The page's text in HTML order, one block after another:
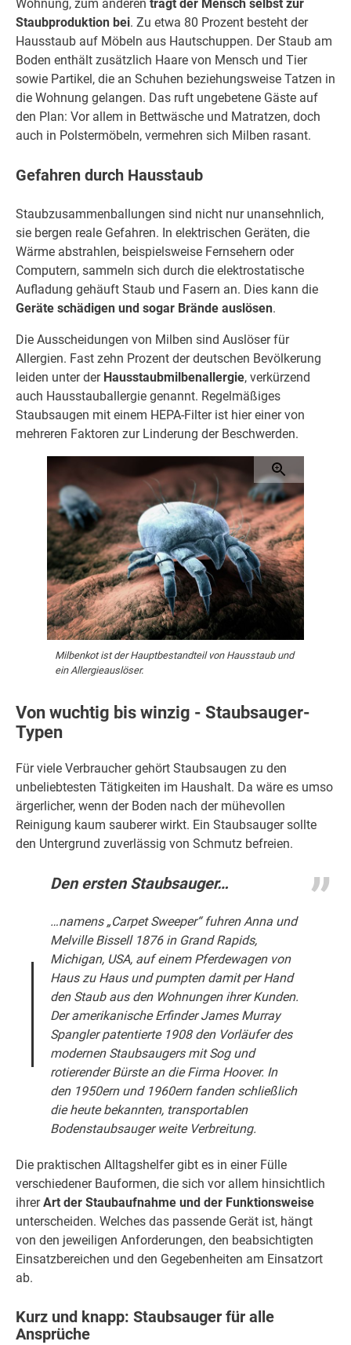
Wohnung, zum anderen trägt der Mensch selbst zur
Staubproduktion bei. Zu etwa 80 Prozent besteht der
Hausstaub auf Möbeln aus Hautschuppen. Der Staub am
Boden enthält zusätzlich Haare von Mensch und Tier
sowie Partikel, die an Schuhen beziehungsweise Tatzen in
die Wohnung gelangen. Das ruft ungebetene Gäste auf
den Plan: Vor allem in Bettwäsche und Matratzen, doch
auch in Polstermöbeln, vermehren sich Milben rasant.
Gefahren durch Hausstaub
Staubzusammenballungen sind nicht nur unansehnlich,
sie bergen reale Gefahren. In elektrischen Geräten, die
Wärme abstrahlen, beispielsweise Fernsehern oder
Computern, sammeln sich durch die elektrostatische
Aufladung gehäuft Staub und Fasern an. Dies kann die
Geräte schädigen und sogar Brände auslösen.
Die Ausscheidungen von Milben sind Auslöser für
Allergien. Fast zehn Prozent der deutschen Bevölkerung
leiden unter der Hausstaubmilbenallergie, verkürzend
auch Hausstauballergie genannt. Regelmäßiges
Staubsaugen mit einem HEPA-Filter ist hier einer von
mehreren Faktoren zur Linderung der Beschwerden.
Milbenkot ist der Hauptbestandteil von Hausstaub und
ein Allergieauslöser.
Von wuchtig bis winzig - Staubsauger-
Typen
Für viele Verbraucher gehört Staubsaugen zu den
unbeliebtesten Tätigkeiten im Haushalt. Da wäre es umso
ärgerlicher, wenn der Boden nach der mühevollen
Reinigung kaum sauberer wirkt. Ein Staubsauger sollte
den Untergrund zuverlässig von Schmutz befreien.
Den ersten Staubsauger…
…namens „Carpet Sweeper“ fuhren Anna und
Melville Bissell 1876 in Grand Rapids,
Michigan, USA, auf einem Pferdewagen von
Haus zu Haus und pumpten damit per Hand
den Staub aus den Wohnungen ihrer Kunden.
Der amerikanische Erfinder James Murray
Spangler patentierte 1908 den Vorläufer des
modernen Staubsaugers mit Sog und
rotierender Bürste an die Firma Hoover. In
den 1950ern und 1960ern fanden schließlich
die heute bekannten, transportablen
Bodenstaubsauger weite Verbreitung.
Die praktischen Alltagshelfer gibt es in einer Fülle
verschiedener Bauformen, die sich vor allem hinsichtlich
ihrerArt der Staubaufnahme und der Funktionsweise
unterscheiden. Welches das passende Gerät ist, hängt
von den jeweiligen Anforderungen, den beabsichtigten
Einsatzbereichen und den Gegebenheiten am Einsatzort
ab.
Kurz und knapp: Staubsauger für alle
Ansprüche